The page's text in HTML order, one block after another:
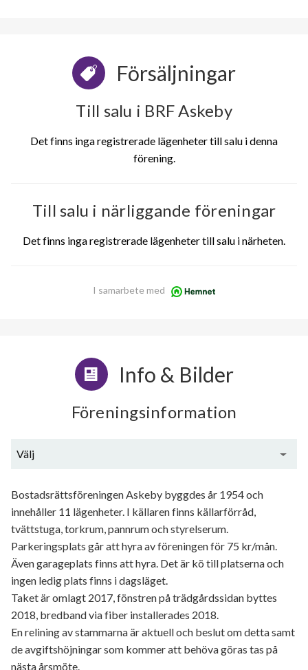
Försäljningar
Till salu i BRF Askeby
Det finns inga registrerade lägenheter till salu i denna
förening.
Till salu i närliggande föreningar
Det finns inga registrerade lägenheter till salu i närheten.
I samarbete med
Info & Bilder
Föreningsinformation
Välj
Bostadsrättsföreningen Askeby byggdes år 1954 och
innehåller 11 lägenheter. I källaren finns källarförråd,
tvättstuga, torkrum, pannrum och styrelserum.
Parkeringsplats går att hyra av föreningen för 75 kr/mån.
Även garageplats finns att hyra. Det är kö till platserna och
ingen ledig plats finns i dagsläget.
Taket är omlagt 2017, fönstren på trädgårdssidan byttes
2018, bredband via fiber installerades 2018.
En relining av stammarna är aktuell och beslut om detta samt
de avgiftshöjningar som kommer att behöva göras tas på
nästa årsmöte.